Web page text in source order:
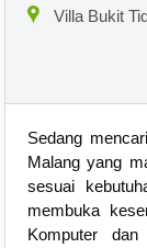
Villa Bukit
Sedang
Malang yang
sesuai
membuka
Komputer